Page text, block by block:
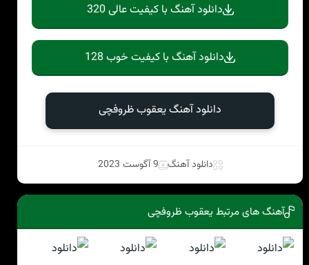
دانلود آهنگ با کیفیت عالی 320
دانلود آهنگ با کیفیت خوب 128
دانلود آهنگ یعقوب ظروفچی
دانلود آهنگ 9 آگوست 2023
آهنگ های مرتبط یعقوب ظروفچی